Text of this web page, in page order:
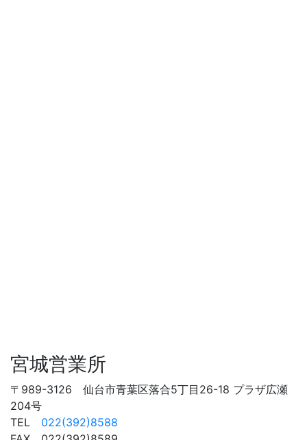
宮城営業所
〒989-3126 仙台市青葉区落合5丁目26-18 プラザ広瀬
204号
TEL 022(392)8588